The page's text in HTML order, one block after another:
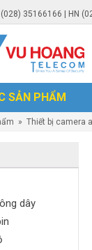
35166166 | HN
SẢN PHẨM
» Thiết bị camera
dây